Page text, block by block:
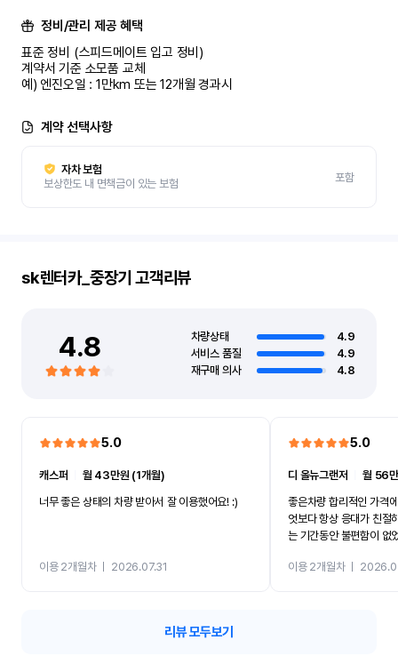
정비/관리 제공 혜택
표준 정비 (스피드메이트 입고 정비)
계약서 기준 소모품 교체
예) 엔진오일 : 1만km 또는 12개월 경과시
계약 선택사항
자차 보험
보상한도 내 면책금이 있는 보험
포함
sk렌터카_중장기 고객리뷰
4.8 차량상태
4.9
서비스 품질
4.9
재구매 의사
4.8
5.0
캐스퍼
월 43만원 (1개월)
너무 좋은 상태의 차량 받아서 잘 이용했어요! :)
이용 2개월차ㅣ 2026.07.31
5.0
디 올뉴그랜저 ㅣ월 56
좋은차량 합리적인 가격
엇보다 항상 응대가 친절
는 기간동안 불편함이 없
카 렌트 고민없이 강추합
이용 2개월차ㅣ
리뷰 모두보기